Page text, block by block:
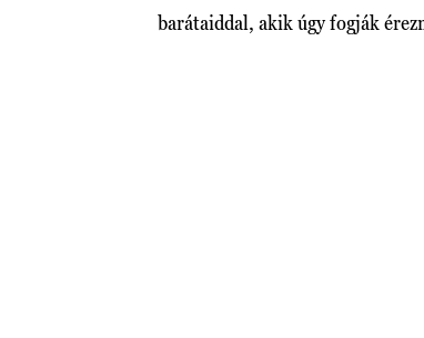
barátaiddal, akik úgy fogják